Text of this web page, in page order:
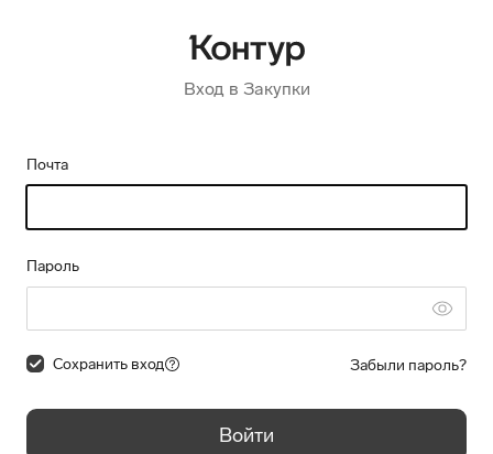
Вход в Закупки
Почта
Пароль
Сохранить вход Забыли пароль?
Войти